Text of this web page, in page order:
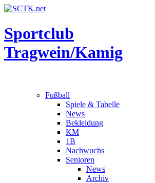
Sportclub
Tragwein/Kamig
Fußball
Spiele & Tabelle
News
Bekleidung
KM
1B
Nachwuchs
Senioren
News
Archiv